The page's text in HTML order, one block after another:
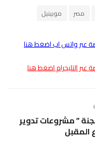
مصر موبينيل
عبر واتس اب اضغط هنا
عبر التليجرام اضغط هنا
” مشروعات تدوير
المقبل